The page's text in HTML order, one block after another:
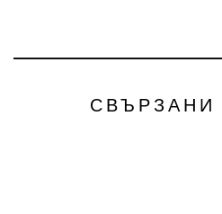
СВЪРЗАНИ